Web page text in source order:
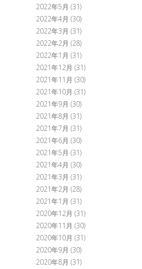
2022年5月 (31)
2022年4月 (30)
2022年3月 (31)
2022年2月 (28)
2022年1月 (31)
2021年12月 (31)
2021年11月 (30)
2021年10月 (31)
2021年9月 (30)
2021年8月 (31)
2021年7月 (31)
2021年6月 (30)
2021年5月 (31)
2021年4月 (30)
2021年3月 (31)
2021年2月 (28)
2021年1月 (31)
2020年12月 (31)
2020年11月 (30)
2020年10月 (31)
2020年9月 (30)
2020年8月 (31)